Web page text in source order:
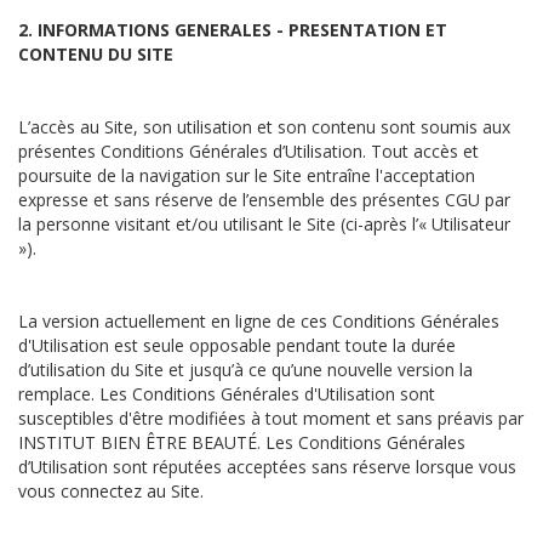
2. INFORMATIONS GENERALES - PRESENTATION ET
CONTENU DU SITE
L’accès au Site, son utilisation et son contenu sont soumis aux
présentes Conditions Générales d’Utilisation. Tout accès et
poursuite de la navigation sur le Site entraîne l'acceptation
expresse et sans réserve de l’ensemble des présentes CGU par
la personne visitant et/ou utilisant le Site (ci-après l’« Utilisateur
»).
La version actuellement en ligne de ces Conditions Générales
d'Utilisation est seule opposable pendant toute la durée
d’utilisation du Site et jusqu’à ce qu’une nouvelle version la
remplace. Les Conditions Générales d'Utilisation sont
susceptibles d'être modifiées à tout moment et sans préavis par
INSTITUT BIEN ÊTRE BEAUTÉ. Les Conditions Générales
d’Utilisation sont réputées acceptées sans réserve lorsque vous
vous connectez au Site.